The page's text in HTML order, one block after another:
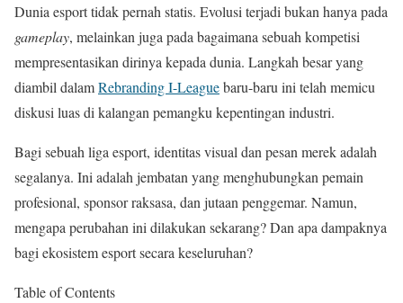
Dunia esport tidak pernah statis. Evolusi terjadi bukan hanya pada
gameplay, melainkan juga pada bagaimana sebuah kompetisi
mempresentasikan dirinya kepada dunia. Langkah besar yang
diambil dalamRebranding I-Leaguebaru-baru ini telah memicu
diskusi luas di kalangan pemangku kepentingan industri.
Bagi sebuah liga esport, identitas visual dan pesan merek adalah
segalanya. Ini adalah jembatan yang menghubungkan pemain
profesional, sponsor raksasa, dan jutaan penggemar. Namun,
mengapa perubahan ini dilakukan sekarang? Dan apa dampaknya
bagi ekosistem esport secara keseluruhan?
Table of Contents